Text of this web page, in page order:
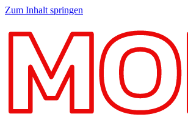
Zum Inhalt springen